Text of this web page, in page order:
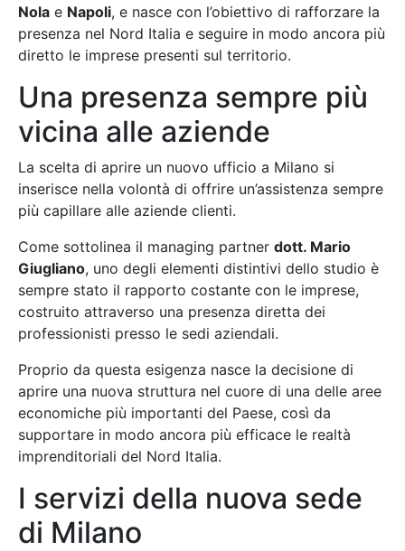
Nola e Napoli, e nasce con l’obiettivo di rafforzare la
presenza nel Nord Italia e seguire in modo ancora più
diretto le imprese presenti sul territorio.
Una presenza sempre più
vicina alle aziende
La scelta di aprire un nuovo ufficio a Milano si
inserisce nella volontà di offrire un’assistenza sempre
più capillare alle aziende clienti.
Come sottolinea il managing partner dott. Mario
Giugliano, uno degli elementi distintivi dello studio è
sempre stato il rapporto costante con le imprese,
costruito attraverso una presenza diretta dei
professionisti presso le sedi aziendali.
Proprio da questa esigenza nasce la decisione di
aprire una nuova struttura nel cuore di una delle aree
economiche più importanti del Paese, così da
supportare in modo ancora più efficace le realtà
imprenditoriali del Nord Italia.
I servizi della nuova sede
di Milano